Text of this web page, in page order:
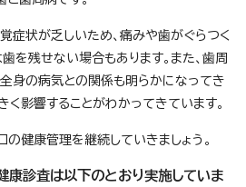
症状が乏しいため、痛みや歯がぐらつく
を残せない場合もあります。また、歯周
身の病気との関係も明らかになってき
く影響することがわかってきています。
の健康管理を継続していきましょう。
康診査は以下のとおり実施していま